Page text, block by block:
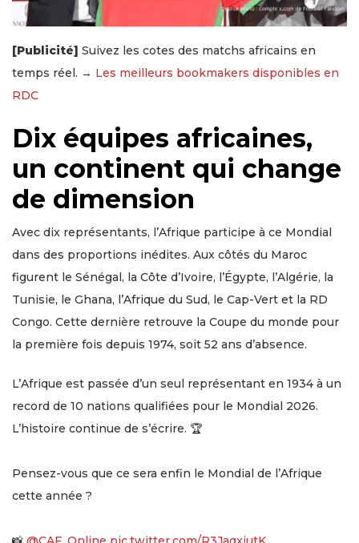
[Publicité] Suivez les cotes des matchs africains en
temps réel. → Les meilleurs bookmakers disponibles en
RDC
Dix équipes africaines,
un continent qui change
de dimension
Avec dix représentants, l’Afrique participe à ce Mondial
dans des proportions inédites. Aux côtés du Maroc
figurent le Sénégal, la Côte d’Ivoire, l’Égypte, l’Algérie, la
Tunisie, le Ghana, l’Afrique du Sud, le Cap-Vert et la RD
Congo. Cette dernière retrouve la Coupe du monde pour
la première fois depuis 1974, soit 52 ans d’absence.
L’Afrique est passée d’un seul représentant en 1934 à un
record de 10 nations qualifiées pour le Mondial 2026.
L’histoire continue de s’écrire. 🏆
Pensez-vous que ce sera enfin le Mondial de l’Afrique
cette année ?